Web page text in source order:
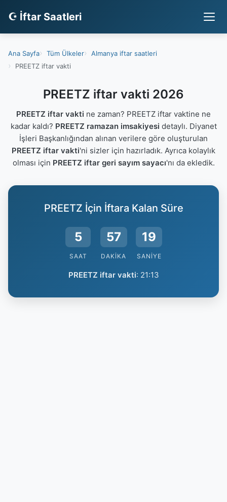
☪ İftar Saatleri
Ana Sayfa Tüm Ülkeler
Almanya iftar saatleri
PREETZ iftar vakti
PREETZ iftar vakti 2026
PREETZ iftar vakti ne zaman? PREETZ iftar vaktine ne
kadar kaldı? PREETZ ramazan imsakiyesi detaylı. Diyanet
İşleri Başkanlığından alınan verilere göre oluşturulan
PREETZ iftar vakti'ni sizler için hazırladık. Ayrıca kolaylık
olması için PREETZ iftar geri sayım sayacı'nı da ekledik.
PREETZ İçin İftara Kalan Süre
5
SAAT
57
DAKIKA
18
SANIYE
PREETZ iftar vakti: 21:13